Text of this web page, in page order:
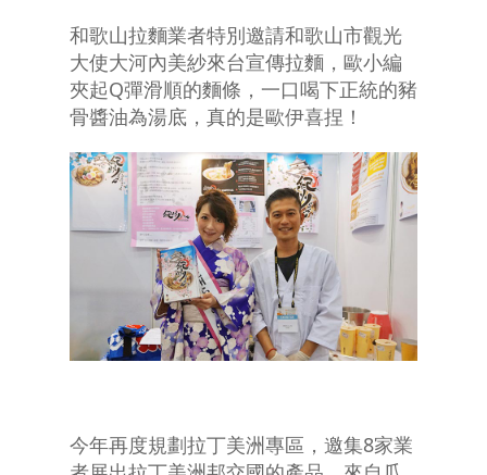
和歌山拉麵業者特別邀請和歌山市觀光
大使大河內美紗來台宣傳拉麵，歐小編
夾起Q彈滑順的麵條，一口喝下正統的豬
骨醬油為湯底，真的是歐伊喜捏！
今年再度規劃拉丁美洲專區，邀集8家業